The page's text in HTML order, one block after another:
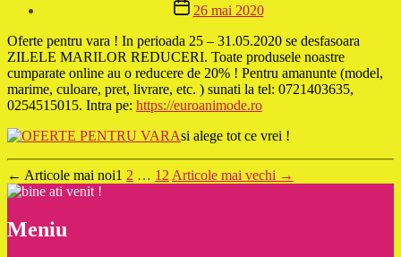
Dată
articol
26 mai 2020
Oferte pentru vara ! In perioada 25 – 31.05.2020 se desfasoara
ZILELE MARILOR REDUCERI. Toate produsele noastre
cumparate online au o reducere de 20% ! Pentru amanunte (model,
marime, culoare, pret, livrare, etc. ) sunati la tel: 0721403635,
0254515015. Intra pe: https://euroanimode.ro
si alege tot ce vrei !
Navigare
în
articole
← Articole mai noi1 2 … 12 Articole mai vechi →
Meniu